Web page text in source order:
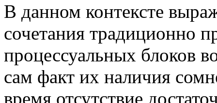
В данном контексте
сочетания традиционно
процессуальных блоков
сам факт их наличия
время отсутствие